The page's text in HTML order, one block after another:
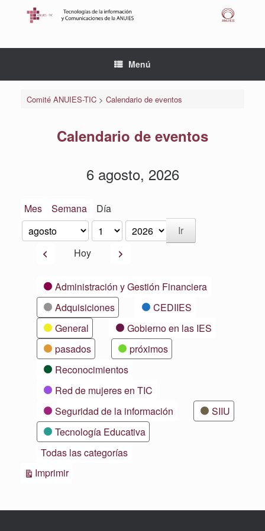
Menú
Comité ANUIES-TIC> Calendario de eventos
Calendario de eventos
6 agosto, 2026
Mes Semana Día
Mes
Día
Año
AnteriorHoy Siguiente
CategoríasAdministración y Gestión Financiera
Adquisiciones
CEDIIES
General
Gobierno en las IES
pasados
próximos
Reconocimientos
Red de mujeres en TIC
Seguridad de la información
SIIU
Tecnología Educativa
Todas las categorías
ImprimirVistas